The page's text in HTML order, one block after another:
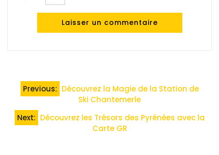
Navigation
de
l’article
Previous: Découvrez la Magie de la Station de
Ski Chantemerle
Next: Découvrez les Trésors des Pyrénées avec la
Carte GR